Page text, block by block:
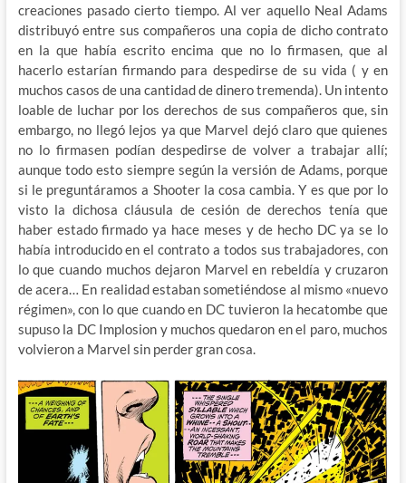
creaciones pasado cierto tiempo. Al ver aquello Neal Adams
distribuyó entre sus compañeros una copia de dicho contrato
en la que había escrito encima que no lo firmasen, que al
hacerlo estarían firmando para despedirse de su vida ( y en
muchos casos de una cantidad de dinero tremenda). Un intento
loable de luchar por los derechos de sus compañeros que, sin
embargo, no llegó lejos ya que Marvel dejó claro que quienes
no lo firmasen podían despedirse de volver a trabajar allí;
aunque todo esto siempre según la versión de Adams, porque
si le preguntáramos a Shooter la cosa cambia. Y es que por lo
visto la dichosa cláusula de cesión de derechos tenía que
haber estado firmado ya hace meses y de hecho DC ya se lo
había introducido en el contrato a todos sus trabajadores, con
lo que cuando muchos dejaron Marvel en rebeldía y cruzaron
de acera… En realidad estaban sometiéndose al mismo «nuevo
régimen», con lo que cuando en DC tuvieron la hecatombe que
supuso la DC Implosion y muchos quedaron en el paro, muchos
volvieron a Marvel sin perder gran cosa.